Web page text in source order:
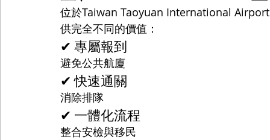
位於Taiwan Taoyuan International
供完全不同的價值：
✔ 專屬報到
避免公共航廈
✔ 快速通關
消除排隊
✔ 一體化流程
整合安檢與移民